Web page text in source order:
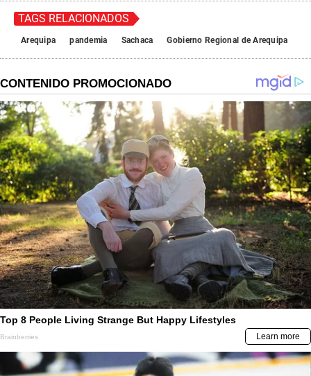
TAGS RELACIONADOS
Arequipa pandemia Sachaca Gobierno Regional de Arequipa